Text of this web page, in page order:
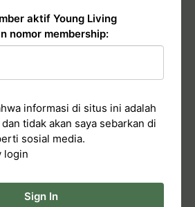
Pelanggaran
& CONDUCT
aktif Young Living
nomor membership:
informasi di situs ini adalah
tidak akan saya sebarkan di
sosial media.
login
Sign In